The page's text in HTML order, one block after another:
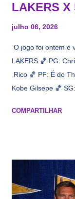
LAKERS X
julho 06, 2026
O jogo foi ontem e
LAKERS 🏀 PG:
Rico 🏀 PF: É do
Kobe Gilsepe 🏀
Na quadra
COMPARTILHAR